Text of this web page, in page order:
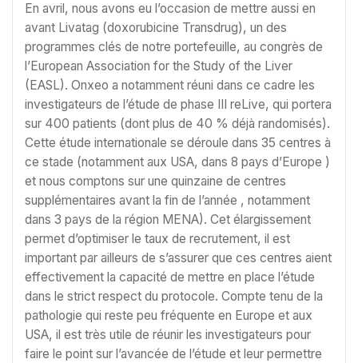
En avril, nous avons eu l’occasion de mettre aussi en
avant Livatag (doxorubicine Transdrug), un des
programmes clés de notre portefeuille, au congrès de
l’European Association for the Study of the Liver
(EASL). Onxeo a notamment réuni dans ce cadre les
investigateurs de l’étude de phase III reLive, qui portera
sur 400 patients (dont plus de 40 % déjà randomisés).
Cette étude internationale se déroule dans 35 centres à
ce stade (notamment aux USA, dans 8 pays d’Europe )
et nous comptons sur une quinzaine de centres
supplémentaires avant la fin de l’année , notamment
dans 3 pays de la région MENA). Cet élargissement
permet d’optimiser le taux de recrutement, il est
important par ailleurs de s’assurer que ces centres aient
effectivement la capacité de mettre en place l’étude
dans le strict respect du protocole. Compte tenu de la
pathologie qui reste peu fréquente en Europe et aux
USA, il est très utile de réunir les investigateurs pour
faire le point sur l’avancée de l’étude et leur permettre